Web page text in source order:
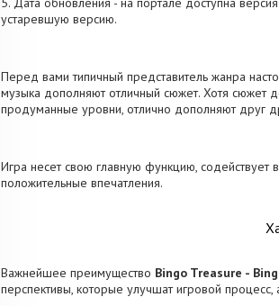
устаревшую версию.
Перед вами типичный представитель жанра
музыка дополняют отличный сюжет. Хотя сюжет
продуманные уровни, отлично дополняют друг
Игра несет свою главную функцию, содействует
положительные впечатления.
Важнейшее преимущество Bingo Treasure -
перспективы, которые улучшат игровой